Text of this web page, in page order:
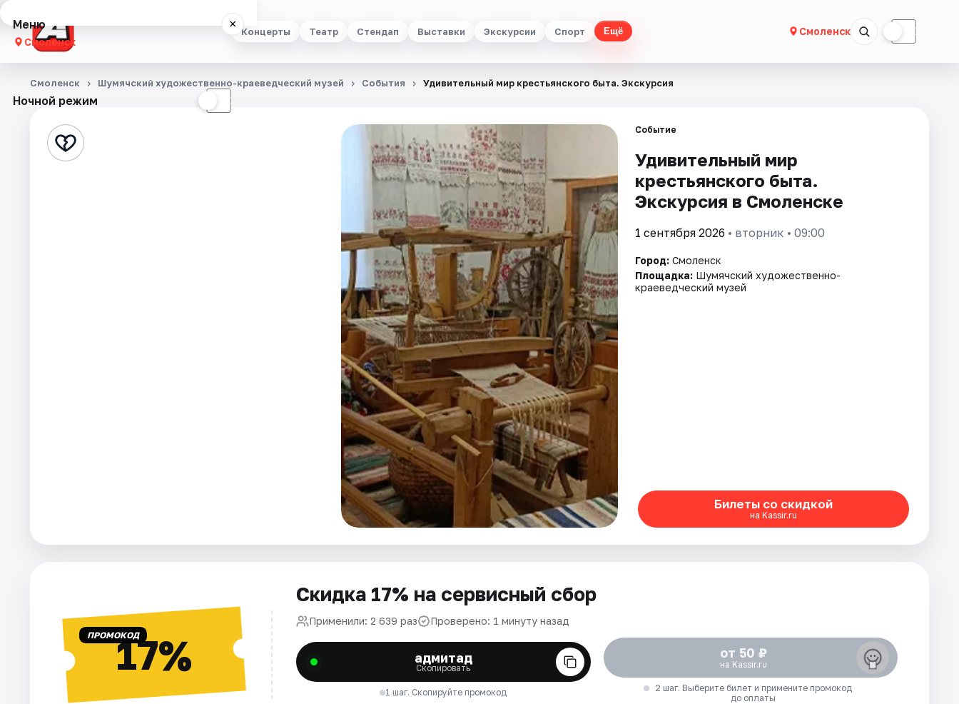
Концерты Театр Стендап Выставки Экскурсии Спорт Ещё Смоленск ☾
Меню ×
Смоленск
Концерты
Стендап
Ночной режим ☾
Смоленск Шумячский художественно-краеведческий музей События Удивительный мир крестьянского быта. Экскурсия
Событие
Удивительный мир
крестьянского быта.
Экскурсия в Смоленске
1 сентября 2026 • вторник • 09:00
Город: Смоленск
Площадка: Шумячский художественно-
краеведческий музей
Билеты со скидкой
на Kassir.ru
ПРОМОКОД17%
Скидка 17% на сервисный сбор
Применили: 2 639 раз Проверено: 1 минуту назад
адмитад
Скопировать
1 шаг. Скопируйте промокод
от 50 ₽
на Kassir.ru
2 шаг. Выберите билет и примените промокод
до оплаты